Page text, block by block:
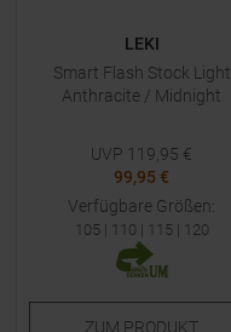
LEKI
Smart Flash Stock Light
Anthracite / Midnight
UVP 119,95 €
99,95 €
Verfügbare Größen:
105 | 110 | 115 | 120
ZUM PRODUKT